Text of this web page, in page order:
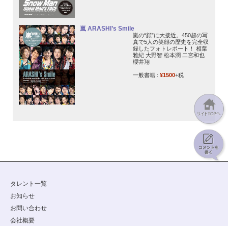
嵐 ARASHI’s Smile
嵐の“顔”に大接近。450超の写
真で5人の笑顔の歴史を完全収
録したフォトレポート！ 相葉
雅紀 大野智 松本潤 二宮和也
櫻井翔
一般書籍 : ¥1500+税
タレント一覧
お知らせ
お問い合わせ
会社概要